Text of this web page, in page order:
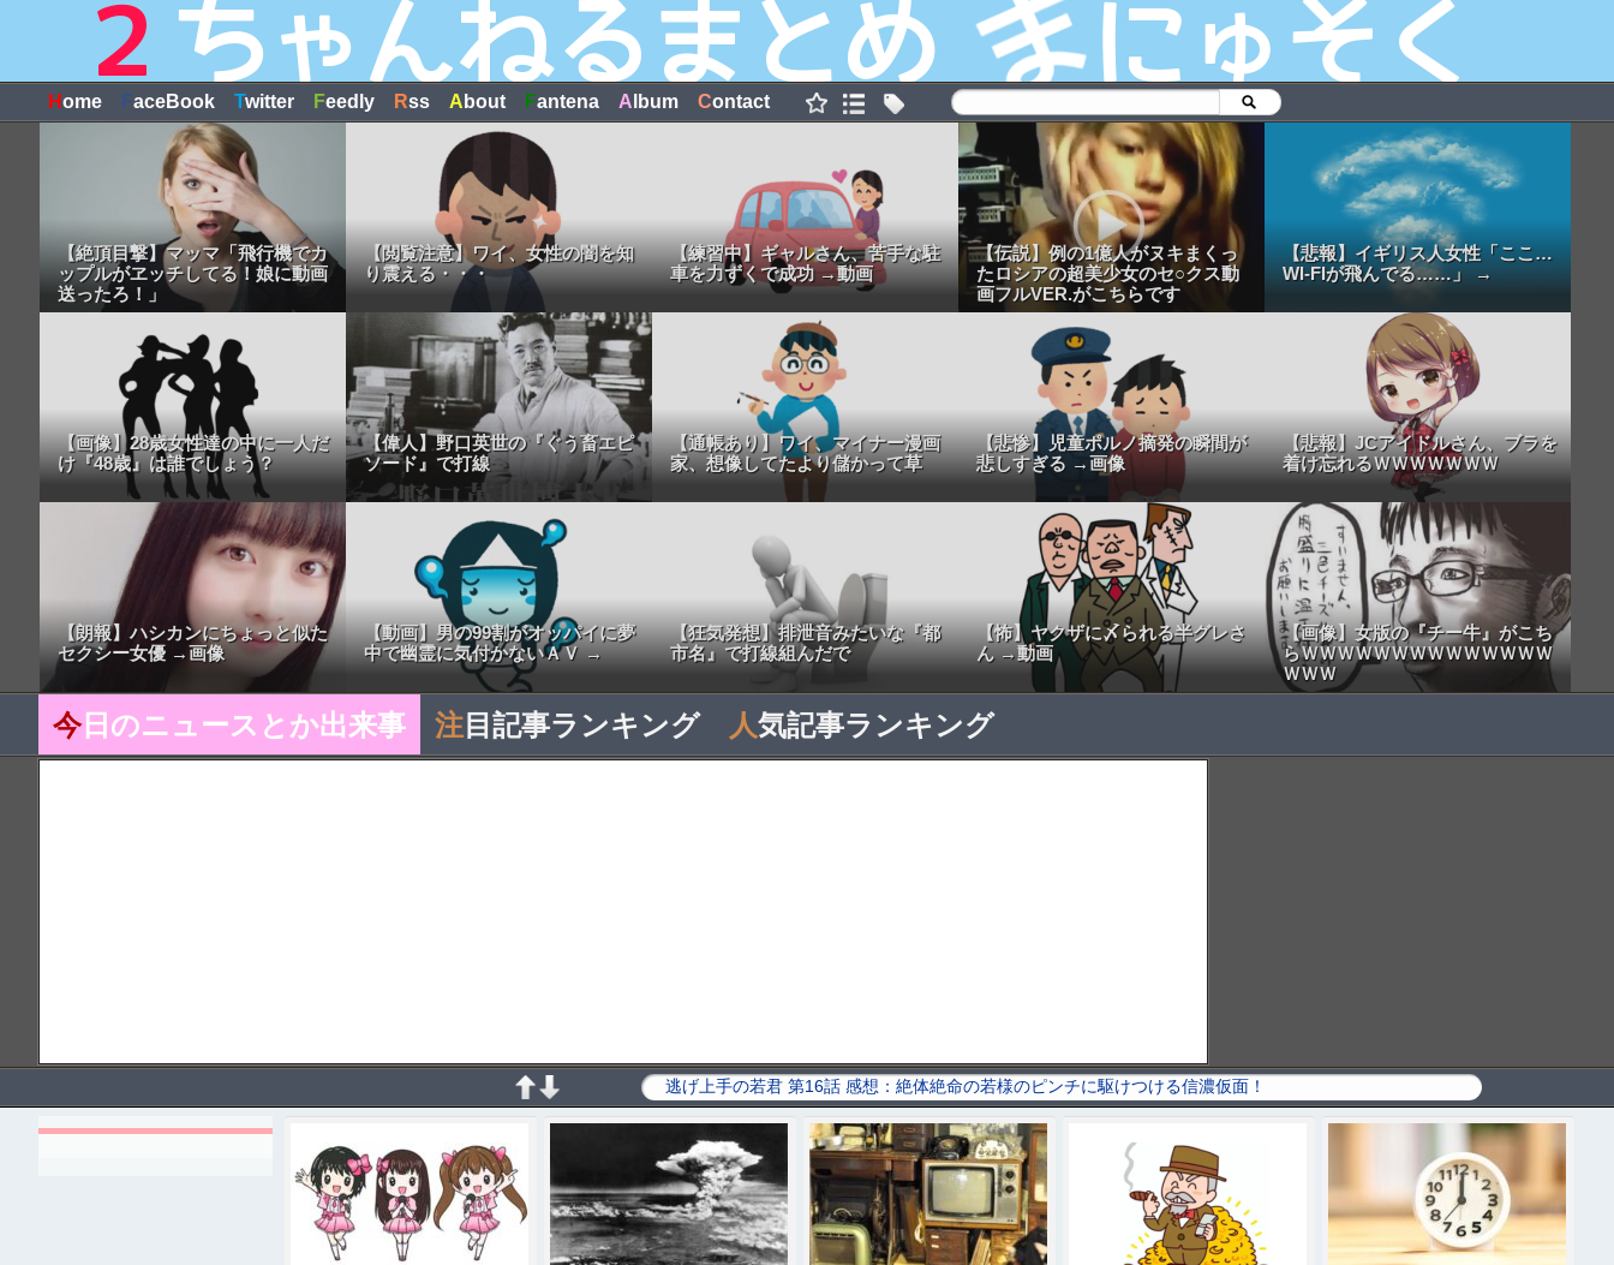
Home FaceBook Twitter Feedly Rss A bout Fantena A lbum Contact
【絶頂目撃】マッマ「飛行機でカ
ップルがヱッチしてる！娘に動画
送ったろ！」
【閲覧注意】ワイ、女性の闇を知
り震える・・・
【練習中】ギャルさん、苦手な駐
車を力ずくで成功 →動画
【伝説】例の1億人がヌキまくっ
たロシアの超美少女のセ○クス動
画フルVER.がこちらです
【悲報】イギリス人女性「ここ…
WI-FIが飛んでる……」 →
【画像】28歳女性達の中に一人だ
け『48歳』は誰でしょう？
【偉人】野口英世の『ぐう畜エピ
ソード』で打線
【通帳あり】ワイ、マイナー漫画
家、想像してたより儲かって草
【悲惨】児童ポルノ摘発の瞬間が
悲しすぎる →画像
【悲報】JCアイドルさん、ブラを
着け忘れるＷＷＷＷＷＷＷ
【朗報】ハシカンにちょっと似た
セクシー女優 →画像
【動画】男の99割がオッパイに夢
中で幽霊に気付かないＡＶ →
【狂気発想】排泄音みたいな『都
市名』で打線組んだで
【怖】ヤクザに〆られる半グレさ
ん →動画
【画像】女版の『チー牛』がこち
らＷＷＷＷＷＷＷＷＷＷＷＷＷＷ
ＷＷＷ
今日のニュースとか出来事 注 目記事ランキング 人気記事ランキング